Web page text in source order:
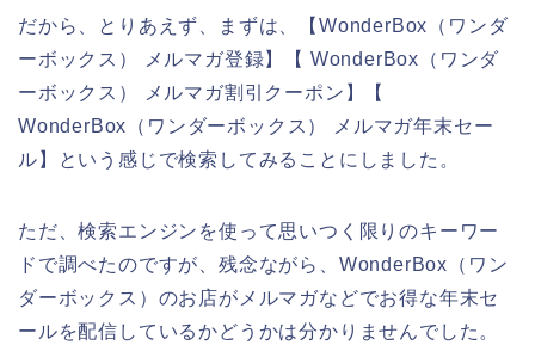
だから、とりあえず、まずは、【WonderBox（ワンダ
ーボックス） メルマガ登録】【 WonderBox（ワンダ
ーボックス） メルマガ割引クーポン】【
WonderBox（ワンダーボックス） メルマガ年末セー
ル】という感じで検索してみることにしました。
ただ、検索エンジンを使って思いつく限りのキーワー
ドで調べたのですが、残念ながら、WonderBox（ワン
ダーボックス）のお店がメルマガなどでお得な年末セ
ールを配信しているかどうかは分かりませんでした。